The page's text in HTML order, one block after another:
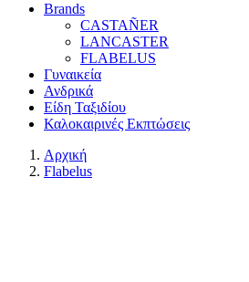
Brands
CASTAÑER
LANCASTER
FLABELUS
Γυναικεία
Ανδρικά
Είδη Ταξιδίου
Καλοκαιρινές Εκπτώσεις
Αρχική
Flabelus